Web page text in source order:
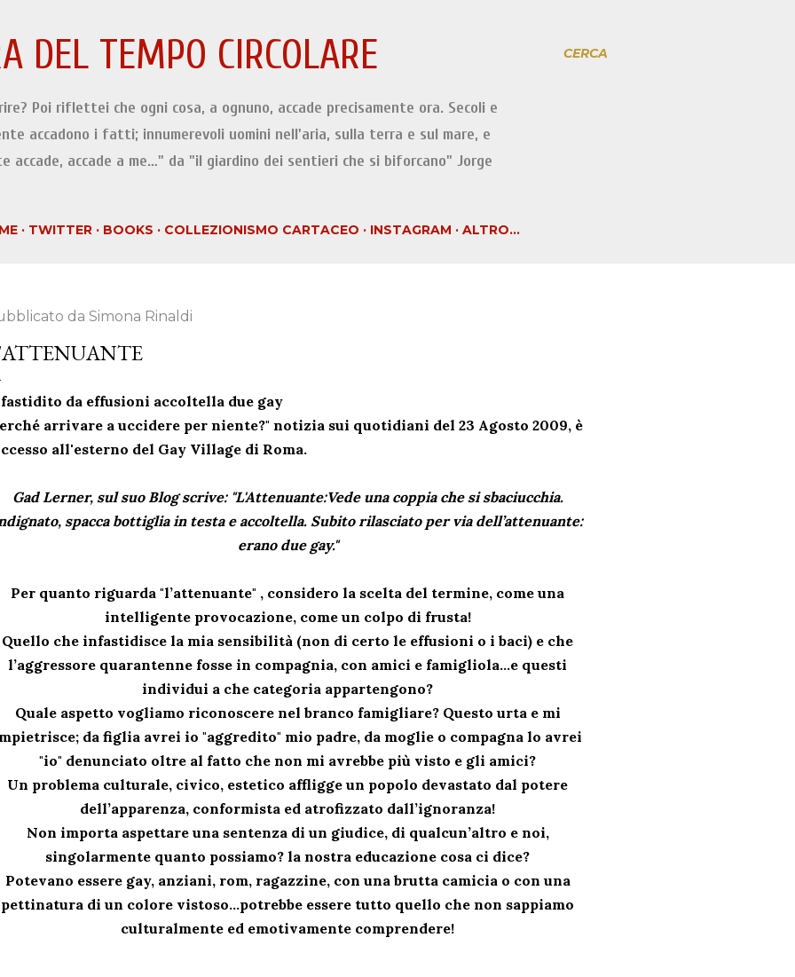
CERCA
DEL TEMPO CIRCOLARE
Poi riflettei che ogni cosa, a ognuno, accade precisamente ora. Secoli e
accadono i fatti; innumerevoli uomini nell'aria, sulla terra e sul mare, e
accade, accade a me…" da "il giardino dei sentieri che si biforcano" Jorge
TWITTER BOOKS COLLEZIONISMO CARTACEO INSTAGRAM ALTRO…
da Simona Rinaldi
da effusioni accoltella due gay
arrivare a uccidere per niente?" notizia sui quotidiani del 23 Agosto 2009, è
all'esterno del Gay Village di Roma.
Gad Lerner, sul suo Blog scrive: "L'Attenuante:Vede una coppia che si sbaciucchia.
spacca bottiglia in testa e accoltella. Subito rilasciato per via dell’attenuante:
erano due gay."
Per quanto riguarda "l’attenuante" , considero la scelta del termine, come una
intelligente provocazione, come un colpo di frusta!
Quello che infastidisce la mia sensibilità (non di certo le effusioni o i baci) e che
l’aggressore quarantenne fosse in compagnia, con amici e famigliola…e questi
individui a che categoria appartengono?
Quale aspetto vogliamo riconoscere nel branco famigliare? Questo urta e mi
da figlia avrei io "aggredito" mio padre, da moglie o compagna lo avrei
"io" denunciato oltre al fatto che non mi avrebbe più visto e gli amici?
Un problema culturale, civico, estetico affligge un popolo devastato dal potere
dell’apparenza, conformista ed atrofizzato dall’ignoranza!
Non importa aspettare una sentenza di un giudice, di qualcun’altro e noi,
singolarmente quanto possiamo? la nostra educazione cosa ci dice?
Potevano essere gay, anziani, rom, ragazzine, con una brutta camicia o con una
pettinatura di un colore vistoso…potrebbe essere tutto quello che non sappiamo
culturalmente ed emotivamente comprendere!